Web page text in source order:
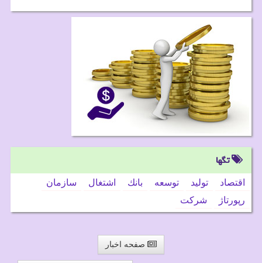
تگها
اقتصاد تولید توسعه بانك اشتغال
سازمان
رپورتاژ
شركت
صفحه اخبار